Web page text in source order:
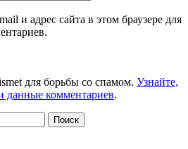
и адрес сайта в этом браузере для
для борьбы со спамом. Узнайте,
данные комментариев.